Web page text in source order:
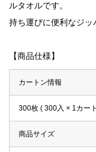
ルタオルです。
持ち運びに便利なジッ
【商品仕様】
カートン情報
300枚 ( 300入 × 1カー
商品サイズ